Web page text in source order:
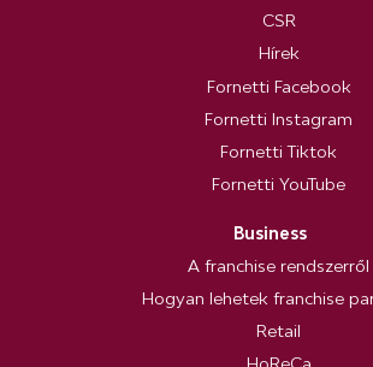
CSR
Hírek
Fornetti Facebook
Fornetti Instagram
Fornetti Tiktok
Fornetti YouTube
Business
A franchise rendszerről
Hogyan lehetek franchise
Retail